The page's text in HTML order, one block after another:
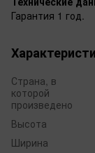
Гарантия 1 год.
Страна, в
которой
произведено
Высота
Ширина